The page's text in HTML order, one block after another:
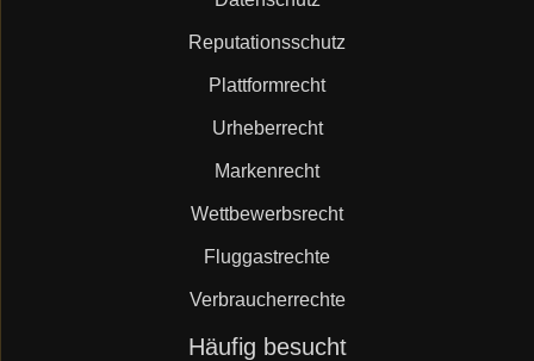
Reputationsschutz
Plattformrecht
Urheberrecht
Markenrecht
Wettbewerbsrecht
Fluggastrechte
Verbraucherrechte
Häufig besucht